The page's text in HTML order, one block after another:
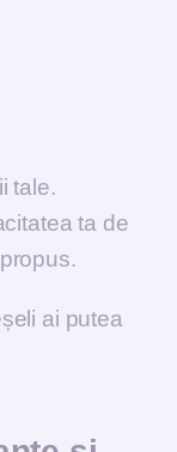
tale.
ta de
ai putea